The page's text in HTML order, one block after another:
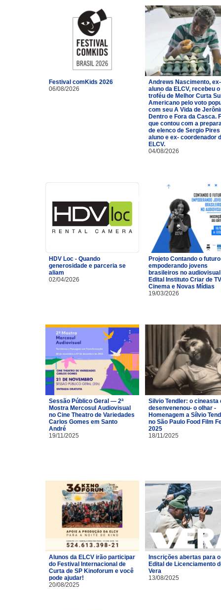
Festival comKids 2026
06/08/2026
Andrews Nascimento, ex-
aluno da ELCV, recebeu o
troféu de Melhor Curta
Americano pelo voto
com seu A Vida de
Dentro e Fora da Casca.
que contou com a
de elenco de Sergio
aluno e ex- coordenador
ELCV.
04/08/2026
HDV Loc - Quando
generosidade e parceria se
aliam
02/04/2026
Projeto Contando o
empoderando jovens
brasileiros no
Edital Instituto Criar de
Cinema e Novas Mídias
19/03/2026
Sessão Público Geral — 2ª
Mostra Mercosul Audiovisual
no Cine Theatro de Variedades
Carlos Gomes em Santo
André
19/11/2025
Silvio Tendler: o cineasta
desenvenenou- o olhar -
Homenagem a Sílvio
no São Paulo Food Film
2025
18/11/2025
Alunos da ELCV irão participar
do Festival Internacional de
Curta de SP Kinoforum e você
pode ajudar!
20/08/2025
Inscrições abertas para o
Edital de Licenciamento
Vera
13/08/2025